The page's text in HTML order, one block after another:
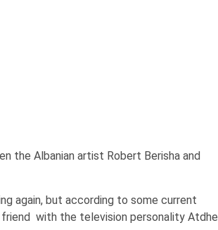
the Albanian artist Robert Berisha and
again, but according to some current
with the television personality Atdhe